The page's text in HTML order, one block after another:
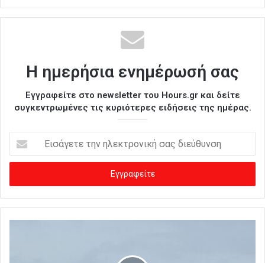
Η ημερήσια ενημέρωσή σας
Εγγραφείτε στο newsletter του Hours.gr και δείτε
συγκεντρωμένες τις κυριότερες ειδήσεις της ημέρας.
σ
γ
ε